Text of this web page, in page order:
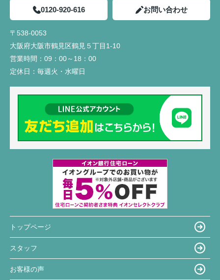
0120-920-616 お問い合わせ
〒538-0053
大阪府大阪市鶴見区鶴見５丁目1-10
営業時間： 09：00～18：00
定休日： 毎週火・水曜日
トップページ
スタッフ
お客様の声